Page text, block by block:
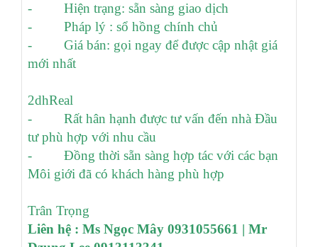
- Hiện trạng: sẵn sàng giao dịch
- Pháp lý : sổ hồng chính chủ
- Giá bán: gọi ngay để được cập nhật giá
mới nhất
2dhReal
- Rất hân hạnh được tư vấn đến nhà Đầu
tư phù hợp với nhu cầu
- Đồng thời sẵn sàng hợp tác với các bạn
Môi giới đã có khách hàng phù hợp
Trân Trọng
Liên hệ : Ms Ngọc Mây 0931055661 | Mr